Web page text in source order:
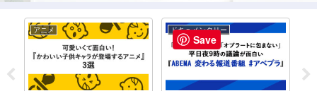
アニメ ドキュメンタリー
Save